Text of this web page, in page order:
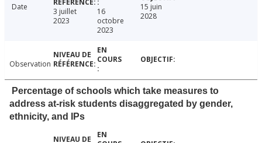
Date
3 juillet
2023
16
octobre
2023
15 juin
2028
Observation
Percentage of schools which take measures to
address at-risk students disaggregated by gender,
ethnicity, and IPs